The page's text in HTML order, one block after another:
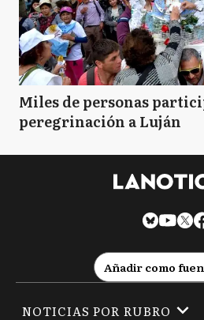
Miles de personas
peregrinación a Luján
Añadir como
NOTICIAS POR RUBRO